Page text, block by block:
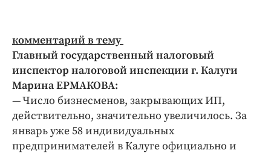
комментарий в тему
Главный государственный налоговый
инспектор налоговой инспекции г. Калуги
Марина ЕРМАКОВА:
— Число бизнесменов, закрывающих ИП,
действительно, значительно увеличилось. За
январь уже 58 индивидуальных
предпринимателей в Калуге официально и